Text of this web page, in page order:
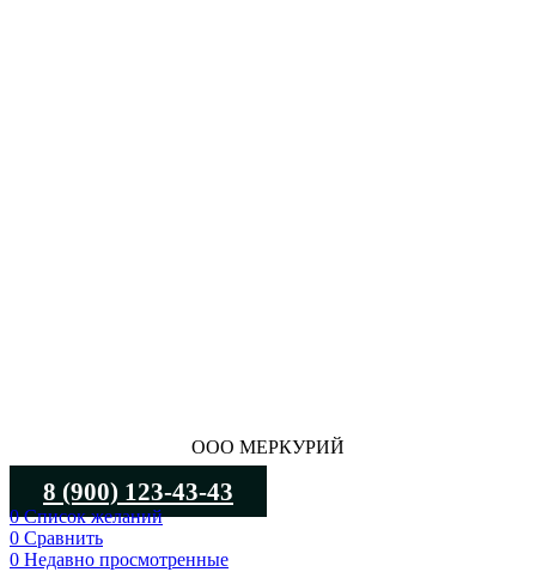
ООО МЕРКУРИЙ
8 (900) 123-43-43
0Список желаний
0 Сравнить
0 Недавно просмотренные